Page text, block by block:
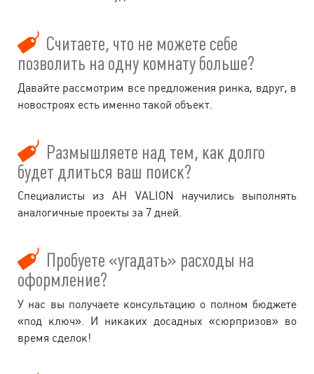
Считаете, что не можете себе
позволить на одну комнату больше?
Давайте рассмотрим все предложения ринка, вдруг, в
новостроях есть именно такой объект.
Размышляете над тем, как долго
будет длиться ваш поиск?
Специалисты из АН VALION научились выполнять
аналогичные проекты за 7 дней.
Пробуете «угадать» расходы на
оформление?
У нас вы получаете консультацию о полном бюджете
«под ключ». И никаких досадных «сюрпризов» во
время сделок!